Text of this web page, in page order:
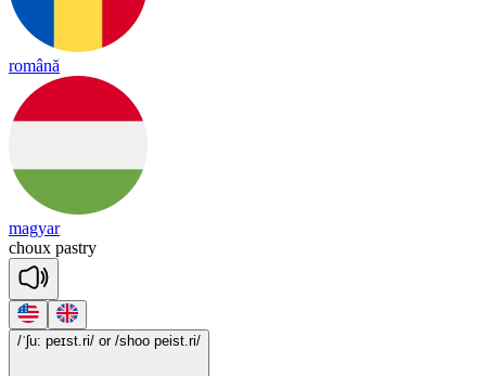
română
magyar
choux pastry
/ˈʃu: peɪst.ri/ or /shoo peist.ri/